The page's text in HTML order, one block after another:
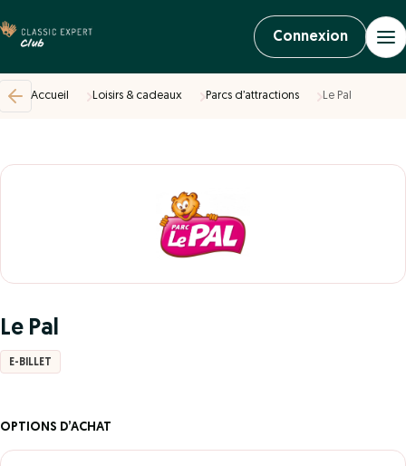
Connexion
Accueil Loisirs & cadeaux Parcs d’attractions Le Pal
Le Pal
E-BILLET
OPTIONS D’ACHAT